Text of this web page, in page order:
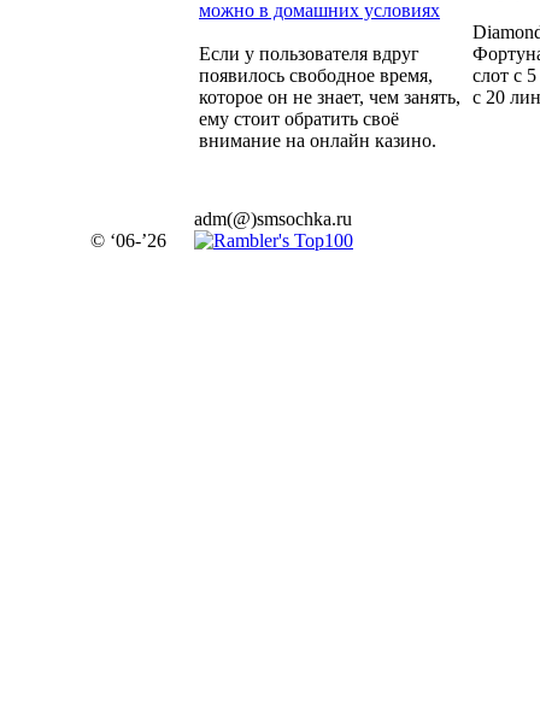
можно в домашних условиях
Если у пользователя вдруг
появилось свободное время,
которое он не знает, чем занять,
ему стоит обратить своё
внимание на онлайн казино.
слот с
с 20
© ‘06-’26
adm(@)smsochka.ru